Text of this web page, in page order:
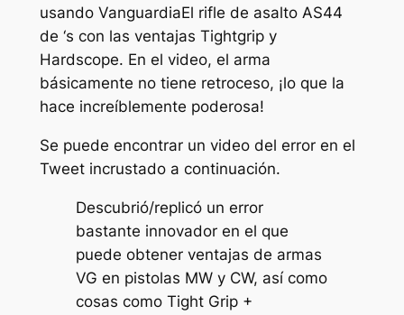
usando VanguardiaEl rifle de asalto AS44
de ‘s con las ventajas Tightgrip y
Hardscope. En el video, el arma
básicamente no tiene retroceso, ¡lo que la
hace increíblemente poderosa!
Se puede encontrar un video del error en el
Tweet incrustado a continuación.
Descubrió/replicó un error
bastante innovador en el que
puede obtener ventajas de armas
VG en pistolas MW y CW, así como
cosas como Tight Grip +